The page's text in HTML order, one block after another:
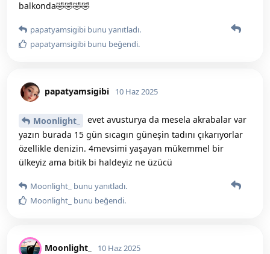
balkonda🤣🤣🤣🤣
papatyamsigibi bunu yanıtladı.
papatyamsigibi bunu beğendi.
papatyamsigibi 10 Haz 2025
Moonlight_
evet avusturya da mesela akrabalar var
yazın burada 15 gün sıcagın güneşin tadını çıkarıyorlar
özellikle denizin. 4mevsimi yaşayan mükemmel bir
ülkeyiz ama bitik bi haldeyiz ne üzücü
Moonlight_ bunu yanıtladı.
Moonlight_ bunu beğendi.
Moonlight_ 10 Haz 2025